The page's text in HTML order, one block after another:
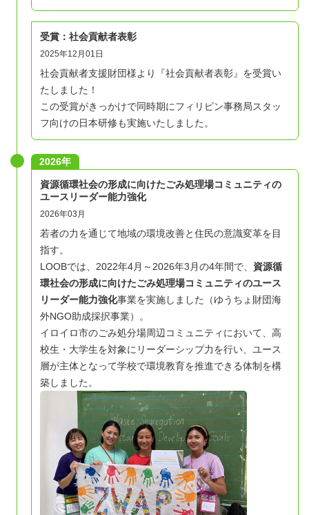
受賞：社会貢献者表彰
2025年12月01日
社会貢献者支援財団様より『社会貢献者表彰』を受賞い
たしました！
この受賞がきっかけで同時期にフィリピン事務局スタッ
フ向けの日本研修も実施いたしました。
2026年
資源循環社会の形成に向けたごみ処理場コミュニティの
ユースリーダー能力強化
2026年03月
若者の力を通じて地域の環境改善と住民の意識変革を目
指す。
LOOBでは、2022年4月～2026年3月の4年間で、 資源循
環社会の形成に向けたごみ処理場コミュニティのユース
リーダー能力強化事業を実施しました（ゆうちょ財団海
外NGO助成採択事業）。
イロイロ市のごみ処分場周辺コミュニティにおいて、高
校生・大学生を対象にリーダーシップ力を行い、ユース
層が主体となって学校で環境教育を推進できる体制を構
築しました。